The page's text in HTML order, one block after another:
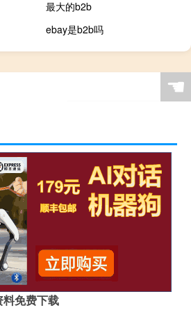
最大的b2b
ebay是b2b吗
布卡互动 V5.4.1 官方版（布卡互动 V5.4.1 官方版功能简介）
☚
免费下载